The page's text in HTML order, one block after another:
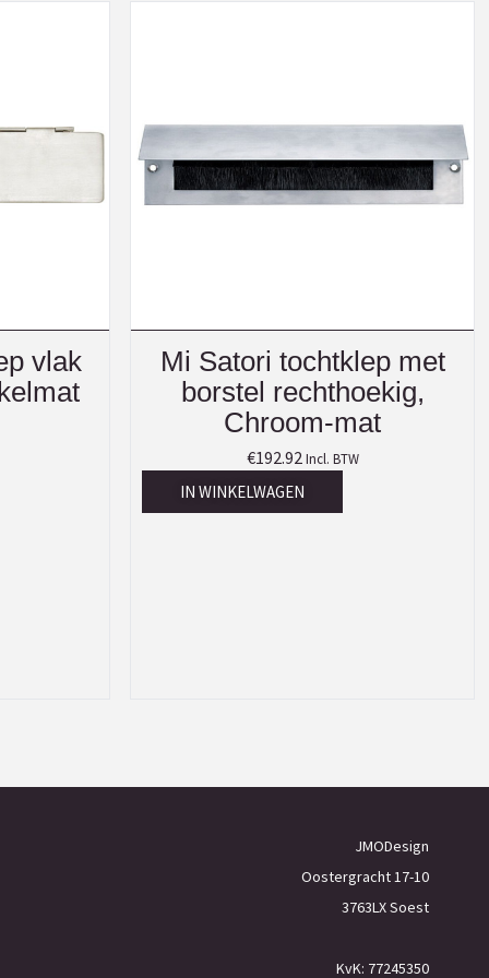
vlak
Mi Satori tochtklep met
borstel rechthoekig,
Chroom-mat
€192.92 Incl. BTW
IN WINKELWAGEN
JMODesign
Oostergracht 17-10
3763LX Soest
KvK: 77245350